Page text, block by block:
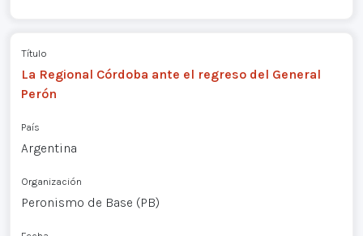
Título
La Regional Córdoba ante el regreso del General
Perón
País
Argentina
Organización
Peronismo de Base (PB)